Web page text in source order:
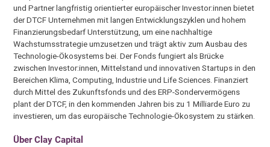
und Partner langfristig orientierter europäischer Investor:innen bietet
der DTCF Unternehmen mit langen Entwicklungszyklen und hohem
Finanzierungsbedarf Unterstützung, um eine nachhaltige
Wachstumsstrategie umzusetzen und trägt aktiv zum Ausbau des
Technologie-Ökosystems bei. Der Fonds fungiert als Brücke
zwischen Investor:innen, Mittelstand und innovativen Startups in den
Bereichen Klima, Computing, Industrie und Life Sciences. Finanziert
durch Mittel des Zukunftsfonds und des ERP-Sondervermögens
plant der DTCF, in den kommenden Jahren bis zu 1 Milliarde Euro zu
investieren, um das europäische Technologie-Ökosystem zu stärken.
Über Clay Capital